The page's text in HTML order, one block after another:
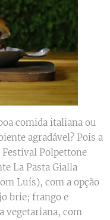
comida italiana ou
agradável? Pois a
Festival Polpettone
La Pasta Gialla
Luís), com a opção
brie; frango e
vegetariana, com